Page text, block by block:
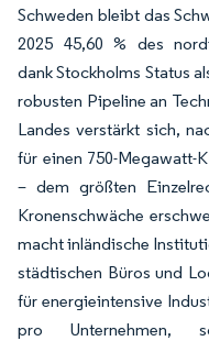
Schweden bleibt das
2025 45,60 % des
dank Stockholms Status
robusten Pipeline an
Landes verstärkt sich,
für einen 750-Megawatt-
– dem größten
Kronenschwäche
macht inländische
städtischen Büros und
für energieintensive
pro Unternehmen,